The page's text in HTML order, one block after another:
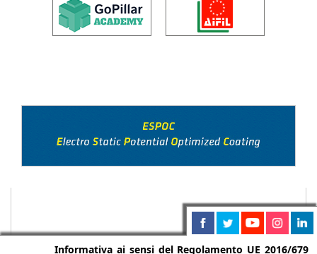
Informativa ai sensi del Regolamento UE 2016/679